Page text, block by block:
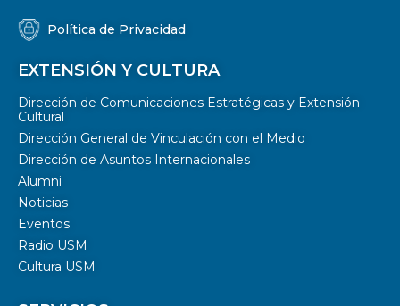
Política de Privacidad
EXTENSIÓN Y CULTURA
Dirección de Comunicaciones Estratégicas y Extensión
Cultural
Dirección General de Vinculación con el Medio
Dirección de Asuntos Internacionales
Alumni
Noticias
Eventos
Radio USM
Cultura USM